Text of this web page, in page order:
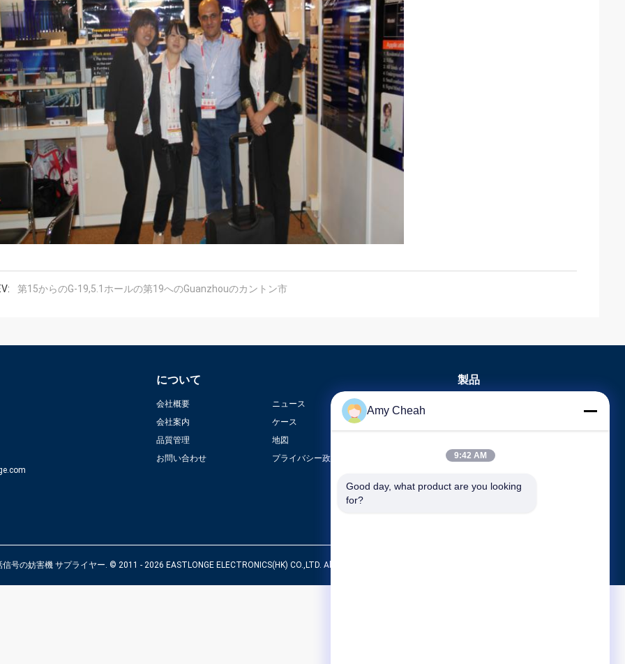
第15からのG-19,5.1ホールの第19へのGuanzhouのカントン市
について
会社概要
会社案内
品質管理
お問い合わせ
ニュース
ケース
地図
プライバシー政策
製品
すべてのカテゴリー
号の妨害機 サプライヤー. © 2011 - 2026 EASTLONGE ELECTRONICS(HK) CO.,LTD. All Rights Reserved.
Amy Cheah
9:42 AM
Good day, what product are you looking
for?